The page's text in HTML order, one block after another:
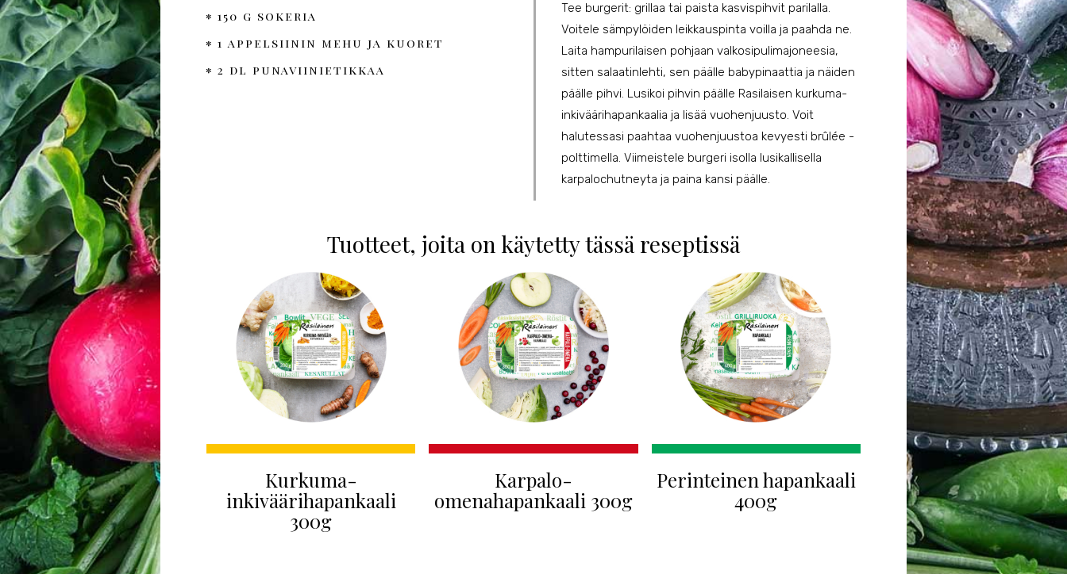
150 g sokeria
1 appelsiinin mehu ja kuoret
2 dl punaviinietikkaa
Tee burgerit: grillaa tai paista kasvispihvit parilalla.
Voitele sämpylöiden leikkauspinta voilla ja paahda ne.
Laita hampurilaisen pohjaan valkosipulimajoneesia,
sitten salaatinlehti, sen päälle babypinaattia ja näiden
päälle pihvi. Lusikoi pihvin päälle Rasilaisen kurkuma-
inkiväärihapankaalia ja lisää vuohenjuusto. Voit
halutessasi paahtaa vuohenjuustoa kevyesti brûlée -
polttimella. Viimeistele burgeri isolla lusikallisella
karpalochutneyta ja paina kansi päälle.
Tuotteet, joita on käytetty tässä reseptissä
Kurkuma-
inkiväärihapankaali
300g
Karpalo-
omenahapankaali 300g
Perinteinen hapankaali
400g